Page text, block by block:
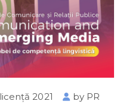
2021 by PR